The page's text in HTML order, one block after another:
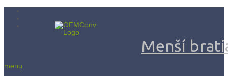
Menší
menu